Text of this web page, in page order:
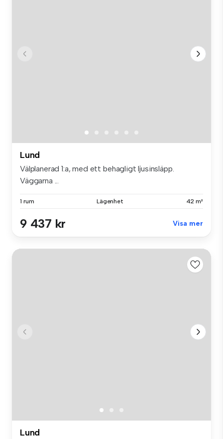
Lund
Välplanerad 1:a, med ett behagligt ljusinsläpp.
Väggarna ...
1 rum Lägenhet 42 m²
9 437 kr Visa mer
Lund